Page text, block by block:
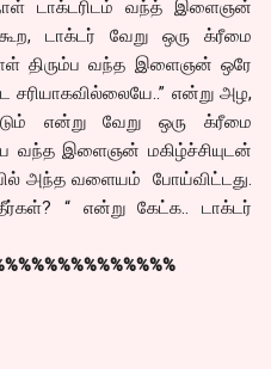
டாக்டரிடம் வந்த் இளைஞன்
டாக்டர் வேறு ஒரு க்ரீமை
திரும்ப வந்த இளைஞன் ஒரே
சரியாகவில்லையே..” என்று அழ,
என்று வேறு ஒரு க்ரீமை
வந்த இளைஞன் மகிழ்ச்சியுடன்
அந்த வளையம் போய்விட்டது.
“ என்று கேட்க.. டாக்டர்